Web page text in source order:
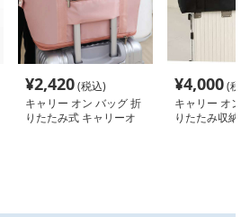
¥2,420(税込)
キャリー オン バッグ 折
りたたみ式 キャリーオ
¥4,000(税
キャリー オン
りたたみ収納